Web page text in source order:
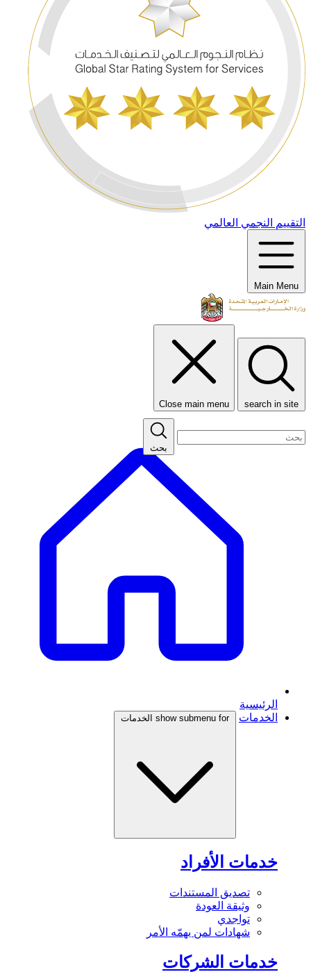
التقييم النجمي العالمي
Main Menu
search in site
Close main menu
بحث
الرئيسية
الخدمات
show submenu for الخدمات
خدمات الأفراد
تصديق المستندات
وثيقة العودة
تواجدي
شهادات لمن يهمّه الأمر
خدمات الشركات